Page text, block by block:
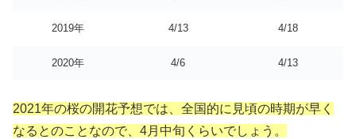
2019年 4/13 4/18
2020年 4/6 4/13
2021年の桜の開花予想では、全国的に見頃の時期が早く
なるとのことなので、4月中旬くらいでしょう。